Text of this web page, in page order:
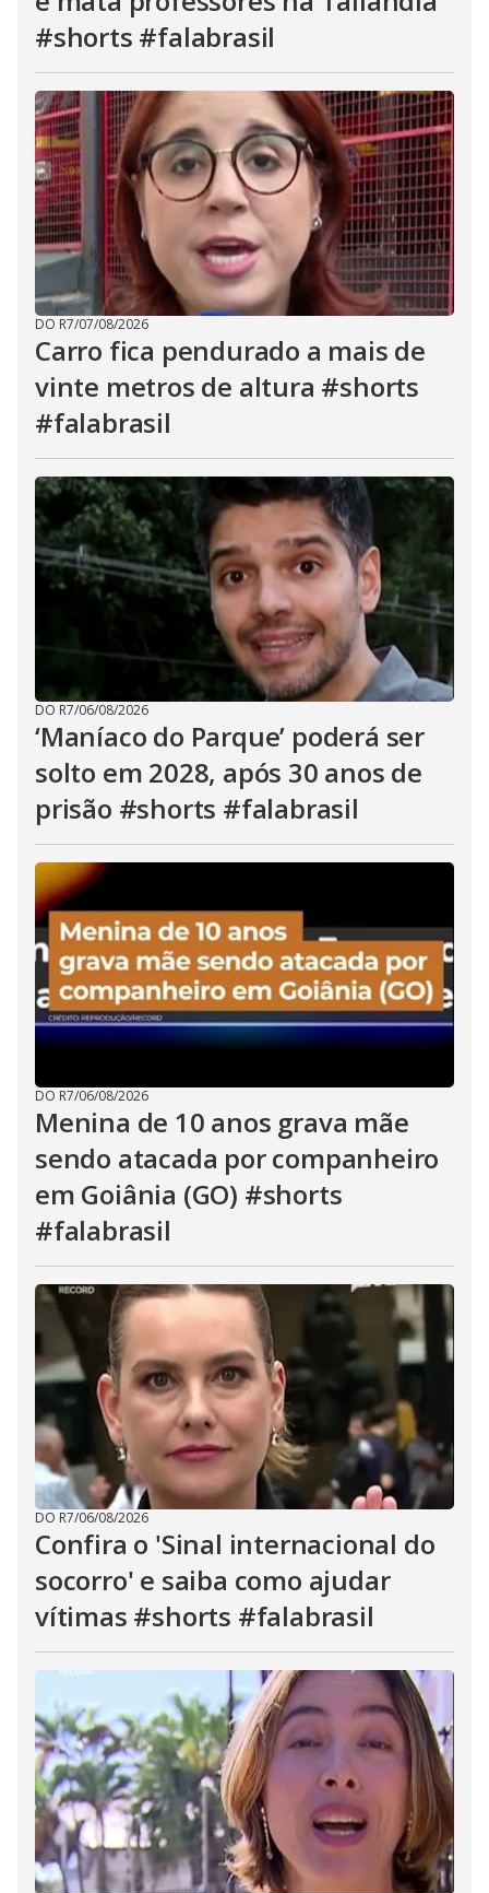
#shorts #falabrasil
DO R7/07/08/2026
Carro fica pendurado a mais de
vinte metros de altura #shorts
#falabrasil
DO R7/06/08/2026
‘Maníaco do Parque’ poderá ser
solto em 2028, após 30 anos de
prisão #shorts #falabrasil
DO R7/06/08/2026
Menina de 10 anos grava mãe
sendo atacada por companheiro
em Goiânia (GO) #shorts
#falabrasil
DO R7/06/08/2026
Confira o 'Sinal internacional do
socorro' e saiba como ajudar
vítimas #shorts #falabrasil